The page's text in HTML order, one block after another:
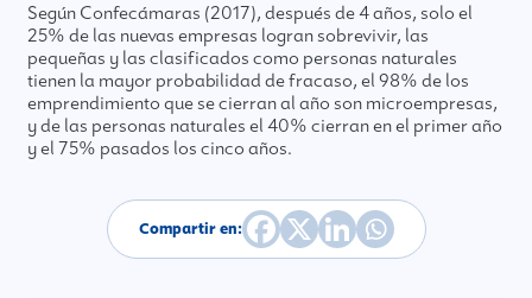
Según Confecámaras (2017), después de 4 años, solo el
25% de las nuevas empresas logran sobrevivir, las
pequeñas y las clasificados como personas naturales
tienen la mayor probabilidad de fracaso, el 98% de los
emprendimiento que se cierran al año son microempresas,
y de las personas naturales el 40% cierran en el primer año
y el 75% pasados los cinco años.
Compartir en: